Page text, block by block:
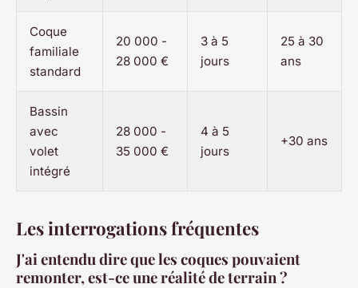
Coque
familiale
standard
20 000 -
28 000 €
3 à 5
jours
25 à 30
ans
Bassin
avec
volet
intégré
28 000 -
35 000 €
4 à 5
jours
+30 ans
Les interrogations fréquentes
J'ai entendu dire que les coques pouvaient
remonter, est-ce une réalité de terrain ?